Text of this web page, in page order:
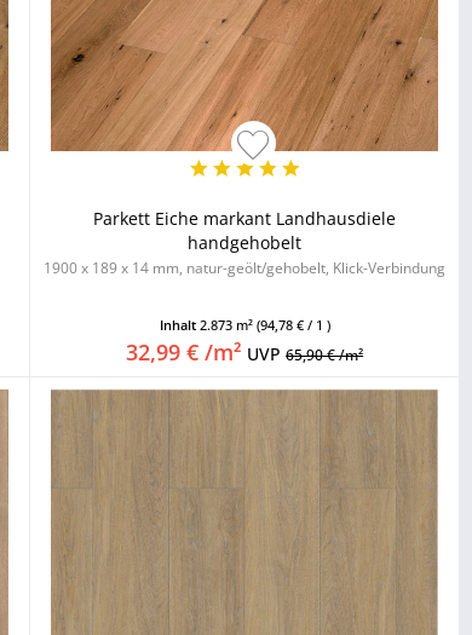
Parkett Eiche markant Landhausdiele
handgehobelt
1900 x 189 x 14 mm, natur-geölt/gehobelt, Klick-Verbindung
Inhalt 2.873 m² (94,78 € / 1 )
32,99 € /m² UVP65,90 € /m²